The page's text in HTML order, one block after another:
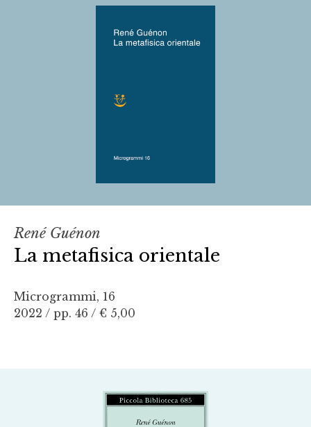
René Guénon
La metafisica orientale
Microgrammi, 16
2022 / pp. 46 / € 5,00